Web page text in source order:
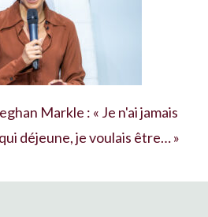
Markle : « Je n'ai jamais
déjeune, je voulais être… »